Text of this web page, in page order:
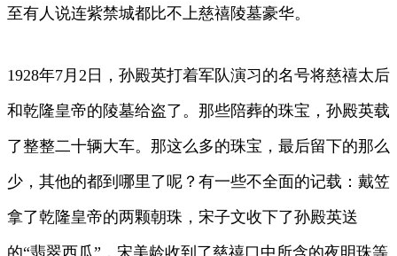
至有人说连紫禁城都比不上慈禧陵墓豪华。
1928年7月2日，孙殿英打着军队演习的名号将慈禧太后
和乾隆皇帝的陵墓给盗了。那些陪葬的珠宝，孙殿英载
了整整二十辆大车。那这么多的珠宝，最后留下的那么
少，其他的都到哪里了呢？有一些不全面的记载：戴笠
拿了乾隆皇帝的两颗朝珠，宋子文收下了孙殿英送